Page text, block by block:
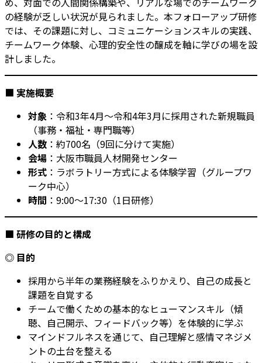
の経験が乏しい状況が見られました。本フォローアップ研修
では、その課題に対し、コミュニケーションスキルの実践、
チームワーク体験、心理的安全性の醸成を軸に学びの場を設
計しました。
■ 実施概要
対象 ：令和3年4月〜令和4年3月に採用された新規職員
（事務・福祉・専門職等）
人数 ：約700名（9回に分けて実施）
会場 ：大阪市職員人材開発センター
形式 ：ラボラトリー方式による体験学習（グループワ
ーク中心）
時間 ：9:00〜17:30（1日研修）
■ 研修の目的と構成
◎ 目的
採用から半年の業務経験をふりかえり、自己の成長と
課題を自覚する
チームで働くための基本的なヒューマンスキル（傾
聴、自己開示、フィードバック等）を体験的に学ぶ
マインドフルネスを通じて、自己理解と感情マネジメ
ントの土台を整える